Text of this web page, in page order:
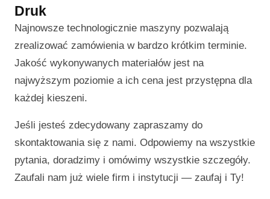
Druk
Najnowsze technologicznie maszyny pozwalają
zrealizować zamówienia w bardzo krótkim terminie.
Jakość wykonywanych materiałów jest na
najwyższym poziomie a ich cena jest przystępna dla
każdej kieszeni.
Jeśli jesteś zdecydowany zapraszamy do
skontaktowania się z nami. Odpowiemy na wszystkie
pytania, doradzimy i omówimy wszystkie szczegóły.
Zaufali nam już wiele firm i instytucji — zaufaj i Ty!